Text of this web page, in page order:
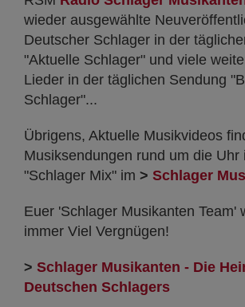
wieder ausgewählte
Deutscher Schlager in der
"Aktuelle Schlager" und viele
Lieder in der täglichen Sendung
Schlager"...
Übrigens, Aktuelle Musikvideos
Musiksendungen rund um die Uhr
"Schlager Mix" im > Schlager
Euer 'Schlager Musikanten Team'
immer Viel Vergnügen!
> Schlager Musikanten - Die
Deutschen Schlagers